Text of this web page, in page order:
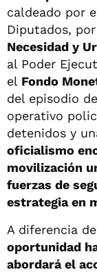
caldeado por
Diputados,
Necesidad y
al Poder
el Fondo
del episodio
operativo
detenidos y
oficialismo
movilización
fuerzas de
estrategia en
A diferencia
oportunidad
abordará el